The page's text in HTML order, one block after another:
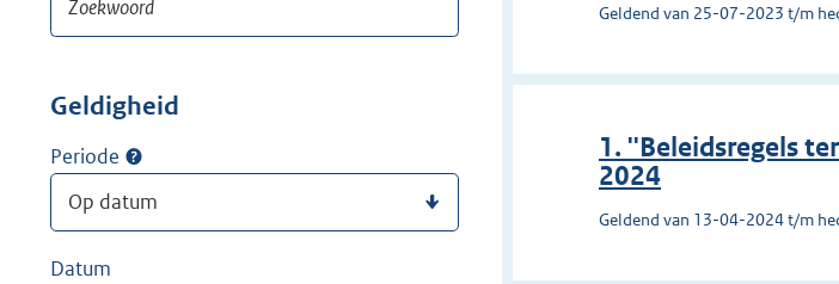
Geldigheid
Periode
Datum
Geldend van 25-07-2023 t/m
1. ''Beleidsregels
2024
Geldend van 13-04-2024 t/m